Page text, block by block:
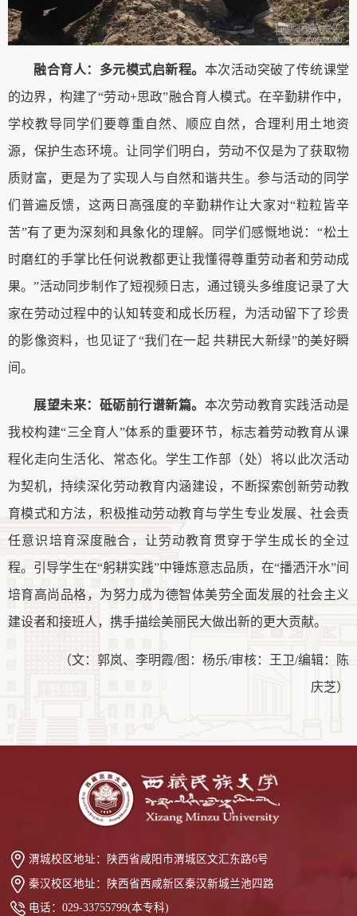
融合育人：多元模式启新程。 本次活动突破了传统课堂
的边界，构建了“劳动+思政”融合育人模式。在辛勤耕作中，
学校教导 同学们要尊重自然、顺应自然，合理利用土地资
源，保护生态环境。让 同学们明白，劳动不仅是为了获取物
质财富，更是为了实现人与自然和谐共生。参与活动的 同学
们普遍反馈，这两日高强度的辛勤耕作让大家对“粒粒皆辛
苦”有了更 为深刻和具象化的理解。 同学们感慨地说： “松土
时磨红的手掌比任何说教都更让我懂得尊重劳动者和劳动成
果。”活动同步制作了短视频日志，通过镜头多维度记录了大
家在劳动过程中的认知转变和成长历程，为活动留下了珍贵
的影像资料，也见证了“我们在一起 共耕民大新绿”的美好瞬
间。
展望未来：砥砺前行谱新篇。 本次劳动教育实践活动是
我校构建“三全育人”体系的重要环节，标志着劳动教育从课
程化走向生活化、常态化。 学生工作部（处） 将以此次活动
为契机，持续深化劳动教育内涵建设，不断探索创新劳动教
育模式和方法 ，积极推动劳动教育与学生专业发展、社会责
任意识培育深度融合，让劳动教育贯穿于学生成长的全过
程。 引导学生在“躬耕实践”中锤炼意志品质，在“播洒汗水”间
培育高尚品格，为努力成为德智体美劳全面发展的社会主义
建设者和接班人，携手描绘美丽 民大做出新的更大贡献。
（文：郭岚、李明霞/图：杨乐/审核：王卫/编辑：陈
庆芝）
渭城校区地址： 陕西省咸阳市渭城区文汇东路6号
秦汉校区地址： 陕西省西咸新区秦汉新城兰池四路
电话： 029-33755799(本专科)